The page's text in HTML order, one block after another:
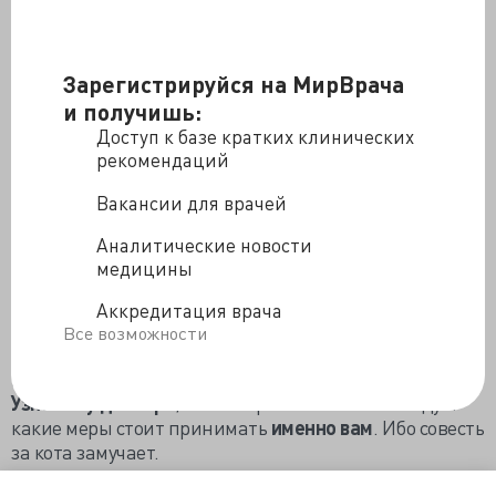
Зарегистрируйся на МирВрача
и получишь:
Доступ к базе кратких клинических
рекомендаций
Вакансии для врачей
Аналитические новости
медицины
Аккредитация врача
Все возможности
много нозологий, в своем составе имеющих этот
термин. И хотя в представлении народа лишай —
нечто особо заразное, на самом деле это не всегда так.
Например, если микроспория — кошаче-собачий
извещать СЭС при ее выявлении, то псориаз (он же
чешуйчатый лишай) и красный плоский лишай не
заразны абсолютно.
Не все лишаи обязательно заразны. Услышав этот
диагноз применительно к вам или вашим близким,
вся, выяснять, кто кого заразил, и выгонять кота.
Узнайте у доктора
какие меры стоит принимать именно вам . Ибо совесть
за кота замучает.